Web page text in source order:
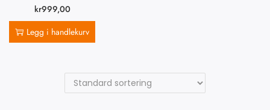
kr999,00
Legg i handlekurv